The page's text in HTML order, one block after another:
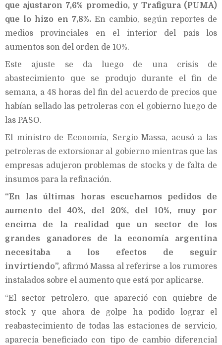
que ajustaron 7,6% promedio, y Trafigura (PUMA)
que lo hizo en 7,8%. En cambio, según reportes de
medios provinciales en el interior del país los
aumentos son del orden de 10%.
Este ajuste se da luego de una crisis de
abastecimiento que se produjo durante el fin de
semana, a 48 horas del fin del acuerdo de precios que
habían sellado las petroleras con el gobierno luego de
las PASO.
El ministro de Economía, Sergio Massa, acusó a las
petroleras de extorsionar al gobierno mientras que las
empresas adujeron problemas de stocks y de falta de
insumos para la refinación.
“En las últimas horas escuchamos pedidos de
aumento del 40%, del 20%, del 10%, muy por
encima de la realidad que un sector de los
grandes ganadores de la economía argentina
necesitaba a los efectos de seguir
invirtiendo”, afirmó Massa al referirse a los rumores
instalados sobre el aumento que está por aplicarse.
“El sector petrolero, que apareció con quiebre de
stock y que ahora de golpe ha podido lograr el
reabastecimiento de todas las estaciones de servicio,
aparecía beneficiado con tipo de cambio diferencial